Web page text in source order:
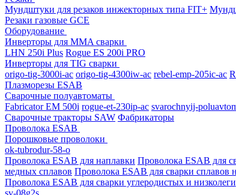
Мундштуки для резаков инжекторных типа FIT+
Резаки газовые GCE
Оборудование
Инверторы для MMA сварки
LHN 250i Plus Rogue ES 200i PRO
Инверторы для TIG сварки
origo-tig-3000i-ac origo-tig-4300iw-ac rebel-emp-205ic-ac
Плазморезы ESAB
Сварочные полуавтоматы
Fabricator EM 500i rogue-et-230ip-ac svarochnyij-
Сварочные тракторы SAW Фабрикаторы
Проволока ESAB
Порошковые проволоки
ok-tubrodur-58-o
Проволока ESAB для наплавки Проволока ESAB для
медных сплавов Проволока ESAB для сварки сплавов
Проволока ESAB для сварки углеродистых и
sv-08g2s